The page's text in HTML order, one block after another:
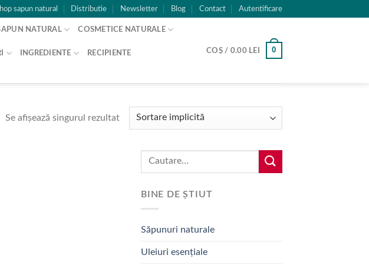
sapun natural Distributie Newsletter Blog Contact Autentificare
NATURAL COSMETICE NATURALE
INGREDIENTE RECIPIENTE COȘ / 0.00 LEI 0
Se afișează singurul rezultat
Caută:
BINE DE ȘTIUT
Săpunuri naturale
Uleiuri esențiale